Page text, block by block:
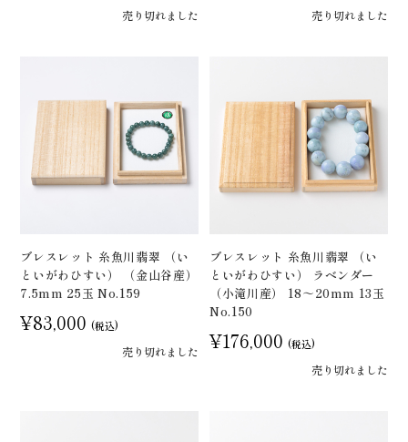
売り切れました 売り切れました
ブレスレット 糸魚川翡翠 （い
といがわひすい） （金山谷産）
7.5mm 25玉 No.159
¥83,000 (税込)
売り切れました
ブレスレット 糸魚川翡翠 （い
といがわひすい） ラベンダー
（小滝川産） 18～20mm 13玉
No.150
¥176,000 (税込)
売り切れました